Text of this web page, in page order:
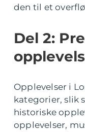
den til et
Del 2:
Opplevelser i
kategorier, slik
historiske
opplevelser,